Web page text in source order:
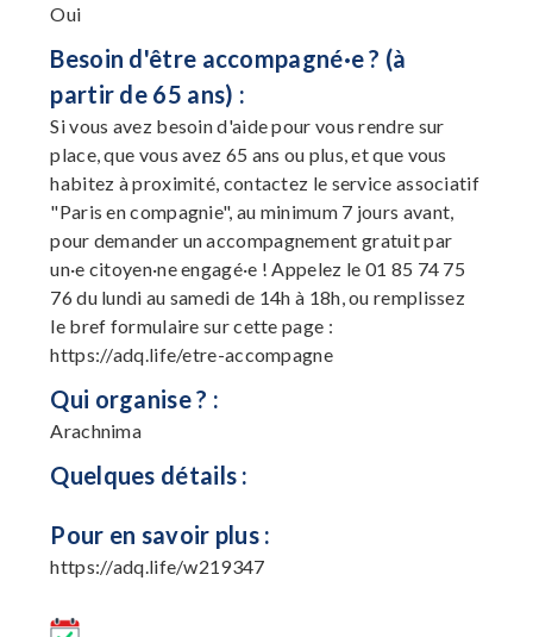
Oui
Besoin d'être accompagné·e ? (à
partir de 65 ans) :
Si vous avez besoin d'aide pour vous rendre sur
place, que vous avez 65 ans ou plus, et que vous
habitez à proximité, contactez le service associatif
"Paris en compagnie", au minimum 7 jours avant,
pour demander un accompagnement gratuit par
un·e citoyen·ne engagé·e ! Appelez le 01 85 74 75
76 du lundi au samedi de 14h à 18h, ou remplissez
le bref formulaire sur cette page :
https://adq.life/etre-accompagne
Qui organise ? :
Arachnima
Quelques détails :
Pour en savoir plus :
https://adq.life/w219347